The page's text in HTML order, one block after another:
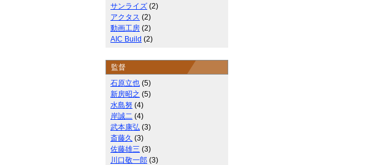
サンライズ (2)
アクタス (2)
動画工房 (2)
AIC Build (2)
監督
石原立也 (5)
新房昭之 (5)
水島努 (4)
岸誠二 (4)
武本康弘 (3)
斎藤久 (3)
佐藤雄三 (3)
川口敬一郎 (3)